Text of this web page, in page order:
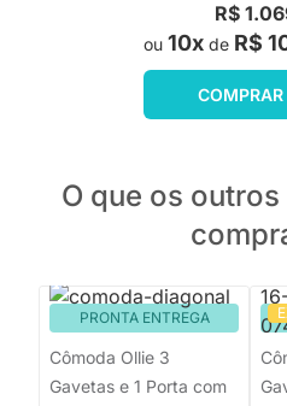
R$
ou 10xde R$
O que os
PRONTA ENTREGA
Cômoda Ollie 3
Gavetas e 1 Porta com